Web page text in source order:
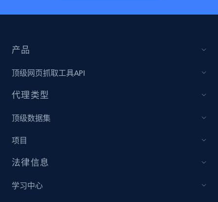
产品
顶级网页抓取工具API
代理类型
顶级数据集
项目
法律信息
学习中心